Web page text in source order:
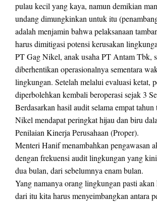
pulau kecil yang kaya, namun demikian
undang dimungkinkan untuk itu
adalah menjamin bahwa pelaksanaan
harus dimitigasi potensi kerusakan
PT Gag Nikel, anak usaha PT Antam Tbk,
diberhentikan operasionalnya sementara
lingkungan. Setelah melalui evaluasi ketat,
diperbolehkan kembali beroperasi sejak 3
Berdasarkan hasil audit selama empat
Nikel mendapat peringkat hijau dan biru
Penilaian Kinerja Perusahaan (Proper).
Menteri Hanif menambahkan pengawasan
dengan frekuensi audit lingkungan yang
dua bulan, dari sebelumnya enam bulan.
Yang namanya orang lingkungan pasti
dari itu kita harus menyeimbangkan antara